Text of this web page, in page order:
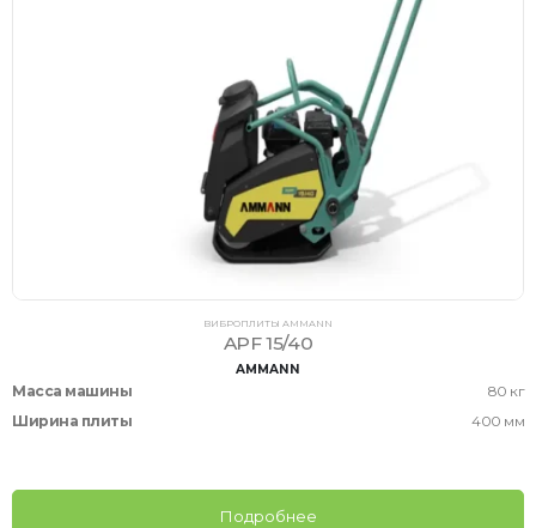
ВИБРОПЛИТЫ AMMANN
APF 15/40
AMMANN
Масса машины
80 кг
Ширина плиты
400 мм
Подробнее